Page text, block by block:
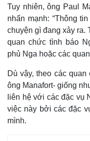
Tuy nhiên, ông Paul
nhấn mạnh: “Thông
chuyện gì đang xảy
quan chức tình báo
phủ Nga hoặc các
Dù vậy, theo các
ông Manafort- giống
liên hệ với các đặc vụ
việc này bởi các đặc
mình.